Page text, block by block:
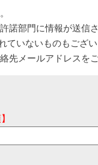
諾部門に情報が送信
ていないものもござ
先メールアドレスを